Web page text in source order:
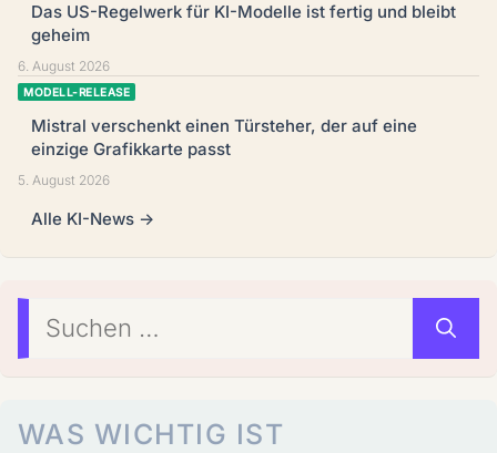
Das US-Regelwerk für KI-Modelle ist fertig und bleibt
geheim
6. August 2026
MODELL-RELEASE
Mistral verschenkt einen Türsteher, der auf eine
einzige Grafikkarte passt
5. August 2026
Alle KI-News →
Suchen
nach:
WAS WICHTIG IST